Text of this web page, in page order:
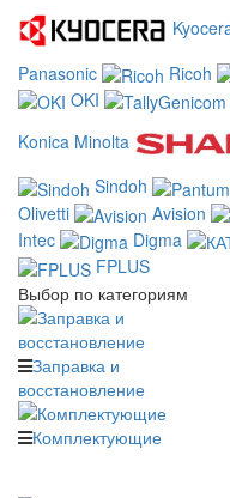
Panasonic
Ricoh
OKI
Konica Minolta
Sindoh
Olivetti
Avision
Intec
Digma
FPLUS
Выбор по категориям
Заправка и
восстановление
Комплектующие